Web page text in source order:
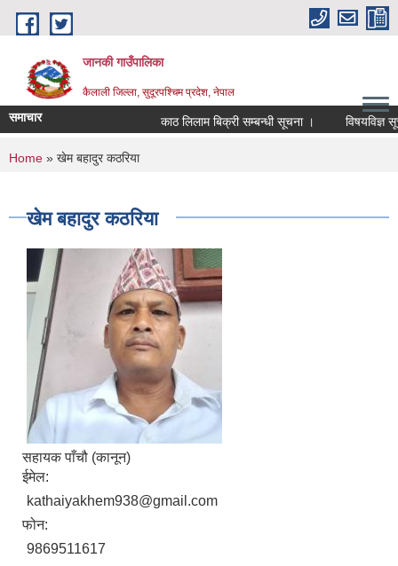
Skip to main content
जानकी गाउँपालिका
कैलाली जिल्ला, सुदूरपश्चिम प्रदेश, नेपाल
समाचार काठ लिलाम बिक्री सम्बन्धी सूचना । विषयविज्ञ
You are here
Home » खेम बहादुर कठरिया
खेम बहादुर कठरिया
सहायक पाँचौ (कानून)
ईमेल:
kathaiyakhem938@gmail.com
फोन:
9869511617